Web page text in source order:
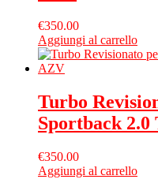
€350.00
Aggiungi al carrello
Turbo
Sportback
€350.00
Aggiungi al carrello